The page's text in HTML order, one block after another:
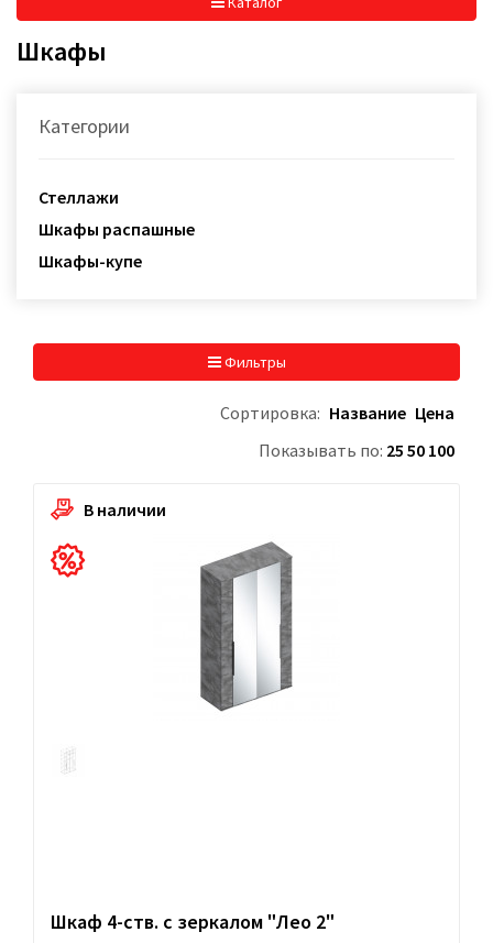
Шкафы
Категории
Стеллажи
Шкафы распашные
Шкафы-купе
Фильтры
Сортировка: Название Цена
Показывать по: 25 50 100
В наличии
Шкаф 4-ств. с зеркалом "Лео 2"